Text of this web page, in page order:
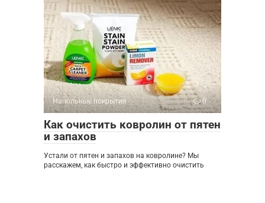
Напольные покрытия 0
Как очистить ковролин от пятен
и запахов
Устали от пятен и запахов на ковролине? Мы
расскажем, как быстро и эффективно очистить